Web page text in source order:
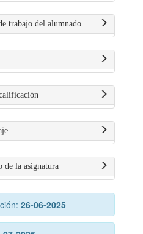
trabajo del alumnado
de la asignatura
26-06-2025